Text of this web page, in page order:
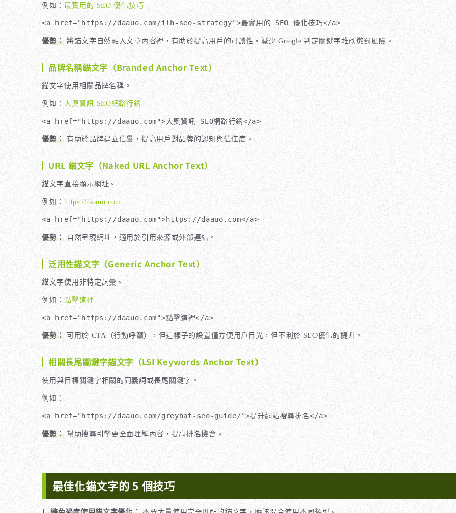
例如：最實用的 SEO 優化技巧
<a href="https://daauo.com/ilh-seo-strategy">最實用的 SEO 優化技巧</a>
優勢： 將錨文字自然融入文章內容裡，有助於提高用戶的可讀性，減少 Google 判定關鍵字堆砌懲罰風險。
品牌名稱錨文字（Branded Anchor Text）
錨文字使用相關品牌名稱。
例如：大奧資訊 SEO網路行銷
<a href="https://daauo.com">大奧資訊 SEO網路行銷</a>
優勢： 有助於品牌建立信譽，提高用戶對品牌的認知與信任度。
URL 錨文字（Naked URL Anchor Text）
錨文字直接顯示網址。
例如：https://daauo.com
<a href="https://daauo.com">https://daauo.com</a>
優勢： 自然呈現網址，適用於引用來源或外部連結。
泛用性錨文字（Generic Anchor Text）
錨文字使用非特定詞彙。
例如：點擊這裡
<a href="https://daauo.com">點擊這裡</a>
優勢： 可用於 CTA（行動呼籲），但這樣子的設置僅方便用戶目光，但不利於 SEO優化的提升。
相關長尾關鍵字錨文字（LSI Keywords Anchor Text）
使用與目標關鍵字相關的同義詞或長尾關鍵字。
例如：
<a href="https://daauo.com/greyhat-seo-guide/">提升網站搜尋排名</a>
優勢： 幫助搜尋引擎更全面理解內容，提高排名機會。
最佳化錨文字的 5 個技巧